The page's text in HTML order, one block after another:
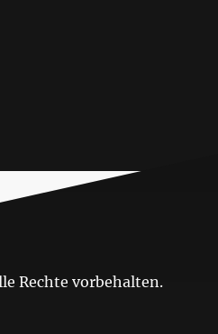
Rechte vorbehalten.